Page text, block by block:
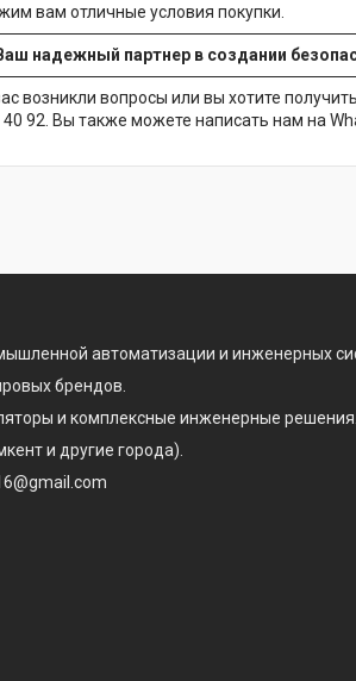
вам отличные условия покупки.
надежный партнер в создании
возникли вопросы или вы хотите
40 92. Вы также можете написать нам на
автоматизации и инженерных
брендов.
и комплексные инженерные решения.
и другие города).